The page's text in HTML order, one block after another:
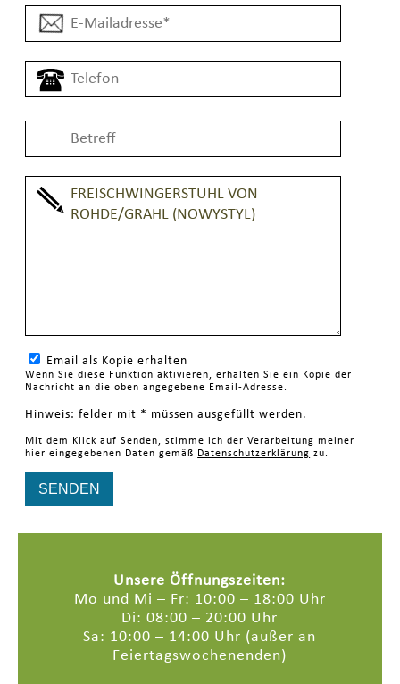
Email als Kopie erhalten
Wenn Sie diese Funktion aktivieren, erhalten Sie ein Kopie der
Nachricht an die oben angegebene Email-Adresse.
Hinweis: felder mit * müssen ausgefüllt werden.
Mit dem Klick auf Senden, stimme ich der Verarbeitung meiner
hier eingegebenen Daten gemäß Datenschutzerklärung zu.
Unsere Öffnungszeiten:
Mo und Mi – Fr: 10:00 – 18:00 Uhr
Di: 08:00 – 20:00 Uhr
Sa: 10:00 – 14:00 Uhr (außer an
Feiertagswochenenden)